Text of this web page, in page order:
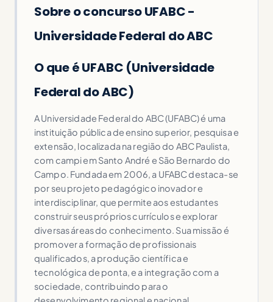
Sobre o concurso UFABC -
Universidade Federal do ABC
O que é UFABC (Universidade
Federal do ABC)
A Universidade Federal do ABC (UFABC) é uma
instituição pública de ensino superior, pesquisa e
extensão, localizada na região do ABC Paulista,
com campi em Santo André e São Bernardo do
Campo. Fundada em 2006, a UFABC destaca-se
por seu projeto pedagógico inovador e
interdisciplinar, que permite aos estudantes
construir seus próprios currículos e explorar
diversas áreas do conhecimento. Sua missão é
promover a formação de profissionais
qualificados, a produção científica e
tecnológica de ponta, e a integração com a
sociedade, contribuindo para o